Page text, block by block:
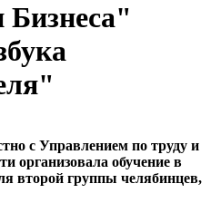
с Управлением по труду и
организовала обучение в
второй группы челябинцев,